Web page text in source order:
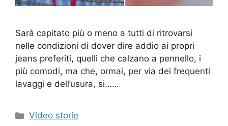
Sarà capitato più o meno a tutti di ritrovarsi
nelle condizioni di dover dire addio ai propri
jeans preferiti, quelli che calzano a pennello, i
più comodi, ma che, ormai, per via dei frequenti
lavaggi e dell’usura, si……
Categorie
Video storie